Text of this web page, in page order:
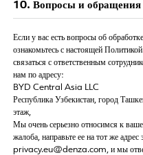
10. Вопросы и обращения
Если у вас есть вопросы об
ознакомьтесь с настоящей
связаться с ответственным
нам по адресу:
BYD Central Asia LLC
Республика Узбекистан, город
этаж,
Мы очень серьезно относимся к
жалоба, направьте ее на тот же
privacy.eu@denza.com, и мы